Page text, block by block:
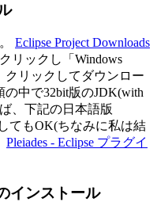
Eclipse Project Downloads
リックし「Windows
クリックしてダウンロー
の中で32bit版のJDK(with
、下記の日本語版
てもOK(ちなみに私は結
Pleiades - Eclipse プラグイ
インストール